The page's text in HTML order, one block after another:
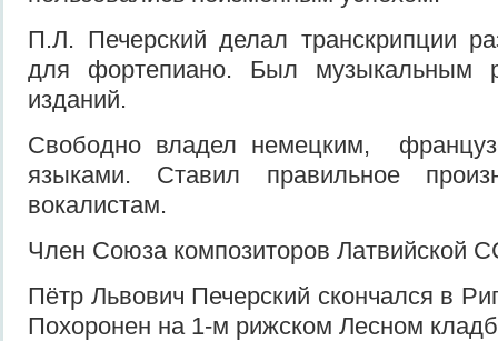
П.Л. Печерский делал транскрипции
для фортепиано. Был музыкальным
изданий.
Свободно владел немецким,
языками. Ставил правильное
вокалистам.
Член Союза композиторов Латвийской
Пётр Львович Печерский скончался в
Похоронен на 1-м рижском Лесном